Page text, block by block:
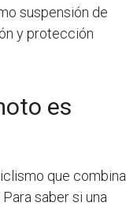
suspensión de
y protección
es
que combina
saber si una